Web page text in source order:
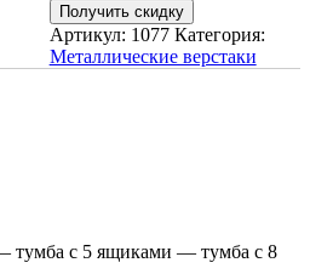
Получить скидку
Артикул: 1077 Категория:
Металлические верстаки
тумба с 5 ящиками — тумба с 8